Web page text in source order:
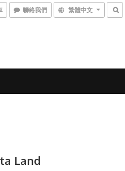
聯絡我們 繁體中文
Land